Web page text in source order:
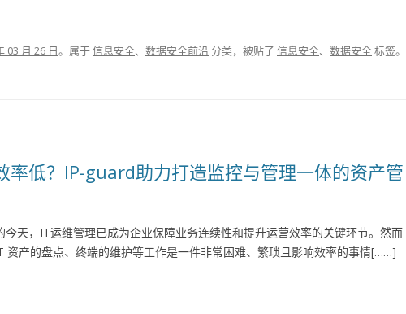
03 月 26 日。属于信息安全、 数据安全前沿分类，被贴了 信息安全、 数据安全标签。
率低？IP-guard助力打造监控与管理一体的资产管
今天，IT运维管理已成为企业保障业务连续性和提升运营效率的关键环节。然而
资产的盘点、终端的维护等工作是一件非常困难、繁琐且影响效率的事情[……]